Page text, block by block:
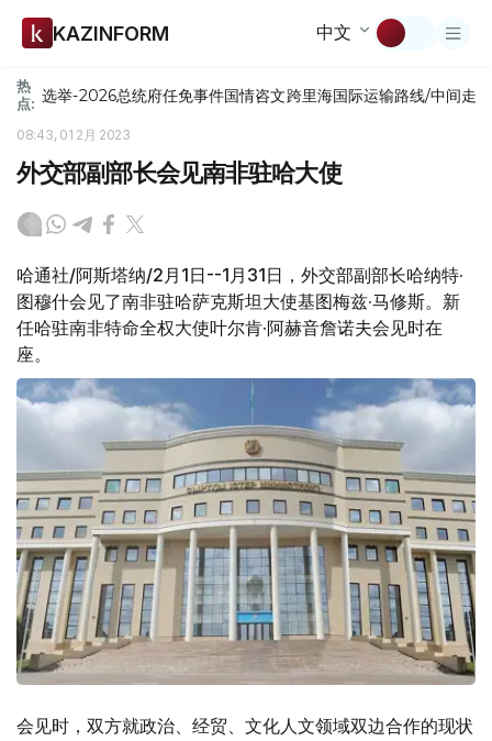
KAZINFORM 中文
热
点: 选举-2026总统府任免事件国情咨文跨里海国际运输路线/中间走廊
08:43, 01 2月 2023
外交部副部长会见南非驻哈大使
哈通社/阿斯塔纳/2月1日--1月31日，外交部副部长哈纳特·
图穆什会见了南非驻哈萨克斯坦大使基图梅兹·马修斯。新
任哈驻南非特命全权大使叶尔肯·阿赫音詹诺夫会见时在
座。
会见时，双方就政治、经贸、文化人文领域双边合作的现状